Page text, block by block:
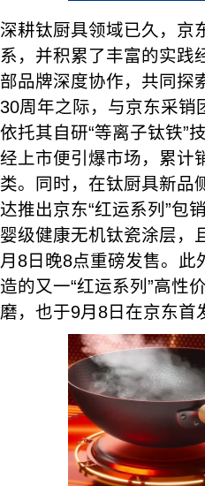
深耕钛厨具领域已久，京
系，并积累了丰富的实践
部品牌深度协作，共同探
30周年之际，与京东采销
依托其自研“等离子钛铁”
经上市便引爆市场，累计
类。同时，在钛厨具新品
达推出京东“红运系列”
婴级健康无机钛瓷涂层，
月8日晚8点重磅发售。
造的又一“红运系列”高性
磨，也于9月8日在京东首